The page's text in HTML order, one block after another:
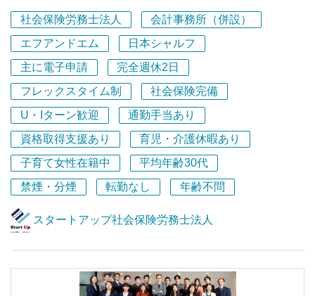
◆仕事やチームの課題にはみんなで解決に臨む姿勢
私たちの事務所の最大の資産であり価値の源泉は『人』、
つまりメンバー一人ひとり。
私たち一人ひとりの成長が、私たち自身やクライアントの
ために一番重要であることをみんなが理解しています。
これから組織がさらに成長していくために、「困難はみん
なで乗り越える」環境づくりにもますます取り組んでいく
ので、たとえ経験の浅い方でも、意欲と気概を持たれてい
れば、必ずご活躍いただけます。
ビーを公開しています。
ぜひ一度ご覧になってください！
★★ 採用ムービー公開中 ★★
YouTubeで、ムービータイトル
＝＝＝＝＝＝＝＝＝＝＝＝＝＝＝＝＝
★★ 社労士業界では珍しく社労士資格や経験がなくても
挑戦できる環境 ★★
労務コンサルタント21名 アシスタントを含め約30名の
チームで、
優しく面倒見の良い社員が多くコミュニケーションも活発
です。
メンバーも、未経験で異業種からの転職者も多く在籍して
います。
・元整備士
・元歯科衛生士
・元アパレル 等々・・・
若手でも裁量を持って活躍でき、変化にも柔軟に対応でき
多くの手続きや届出が必要になる創業時の支援はもちろ
ん、
創業後の仕組みづくりまで幅広くサポートします。お客様
の労務問題を解決するパートナーとして、高評をいただい
ています。
私たち自身も急成長を続けていて、日々新しいことに挑戦
中です。
新しい仲間を迎えるときも、既にあるやり方を押し付ける
ことはありません。
これまでの方法だけではなく、私たちがまだ知らないノウ
ハウや新しいやり方で、あなたらしさとスタートアップ社
労士法人らしさを両立して築いていただける方のご応募を
お待ちしています。
【スタートアップ社会保険労務士法人はこんなところで
社会保険労務士法人
会計事務所（併設）
エフアンドエム
日本シャルフ
主に電子申請
完全週休2日
フレックスタイム制
社会保険完備
U・Iターン歓迎
通勤手当あり
資格取得支援あり
育児・介護休暇あり
子育て女性在籍中
平均年齢30代
禁煙・分煙
転勤なし 年齢不問
スタートアップ社会保険労務士法人